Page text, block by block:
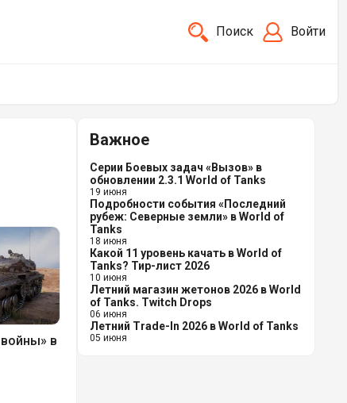
Поиск Войти
в
Важное
Серии Боевых задач «Вызов» в
обновлении 2.3.1 World of Tanks
19 июня
Подробности события «Последний
рубеж: Северные земли» в World of
Tanks
18 июня
Какой 11 уровень качать в World of
Tanks? Тир-лист 2026
10 июня
Летний магазин жетонов 2026 в World
of Tanks. Twitch Drops
06 июня
Летний Trade-In 2026 в World of Tanks
05 июня